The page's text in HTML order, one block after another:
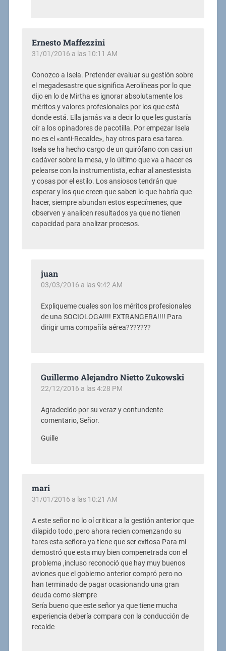
Ernesto Maffezzini
31/01/2016 a las 10:11 AM
Conozco a Isela. Pretender evaluar su gestión sobre
el megadesastre que significa Aerolíneas por lo que
dijo en lo de Mirtha es ignorar absolutamente los
méritos y valores profesionales por los que está
donde está. Ella jamás va a decir lo que les gustaría
oír a los opinadores de pacotilla. Por empezar Isela
no es el «anti-Recalde», hay otros para esa tarea.
Isela se ha hecho cargo de un quirófano con casi un
cadáver sobre la mesa, y lo último que va a hacer es
pelearse con la instrumentista, echar al anestesista
y cosas por el estilo. Los ansiosos tendrán que
esperar y los que creen que saben lo que habría que
hacer, siempre abundan estos especímenes, que
observen y analicen resultados ya que no tienen
capacidad para analizar procesos.
juan
03/03/2016 a las 9:42 AM
Expliqueme cuales son los méritos profesionales
de una SOCIOLOGA!!!! EXTRANGERA!!!! Para
dirigir uma compañía aérea???????
Guillermo Alejandro Nietto Zukowski
22/12/2016 a las 4:28 PM
Agradecido por su veraz y contundente
comentario, Señor.
Guille
mari
31/01/2016 a las 10:21 AM
A este señor no lo oí criticar a la gestión anterior que
dilapido todo ,pero ahora recien comenzando su
tares esta señora ya tiene que ser exitosa Para mi
demostró que esta muy bien compenetrada con el
problema ,incluso reconoció que hay muy buenos
aviones que el gobierno anterior compró pero no
han terminado de pagar ocasionando una gran
deuda como siempre
Sería bueno que este señor ya que tiene mucha
experiencia debería compara con la conducción de
recalde